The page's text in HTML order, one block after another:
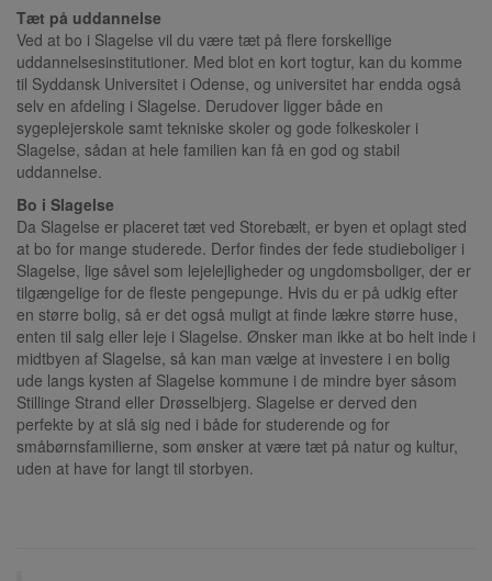
Tæt på uddannelse
Ved at bo i Slagelse vil du være tæt på flere forskellige
uddannelsesinstitutioner. Med blot en kort togtur, kan du komme
til Syddansk Universitet i Odense, og universitet har endda også
selv en afdeling i Slagelse. Derudover ligger både en
sygeplejerskole samt tekniske skoler og gode folkeskoler i
Slagelse, sådan at hele familien kan få en god og stabil
uddannelse.
Bo i Slagelse
Da Slagelse er placeret tæt ved Storebælt, er byen et oplagt sted
at bo for mange studerede. Derfor findes der fede studieboliger i
Slagelse, lige såvel som lejelejligheder og ungdomsboliger, der er
tilgængelige for de fleste pengepunge. Hvis du er på udkig efter
en større bolig, så er det også muligt at finde lækre større huse,
enten til salg eller leje i Slagelse. Ønsker man ikke at bo helt inde i
midtbyen af Slagelse, så kan man vælge at investere i en bolig
ude langs kysten af Slagelse kommune i de mindre byer såsom
Stillinge Strand eller Drøsselbjerg. Slagelse er derved den
perfekte by at slå sig ned i både for studerende og for
småbørnsfamilierne, som ønsker at være tæt på natur og kultur,
uden at have for langt til storbyen.